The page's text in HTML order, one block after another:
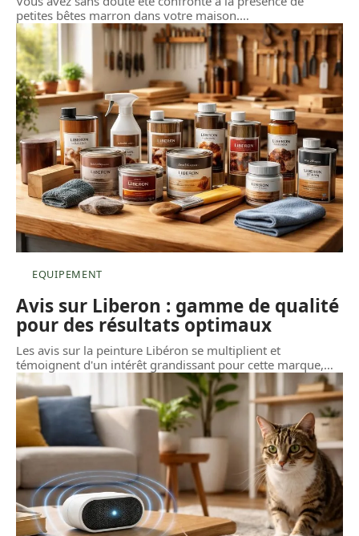
petites bêtes marron dans votre maison.…
EQUIPEMENT
Avis sur Liberon : gamme de qualité
pour des résultats optimaux
Les avis sur la peinture Libéron se multiplient et
témoignent d'un intérêt grandissant pour cette marque,…